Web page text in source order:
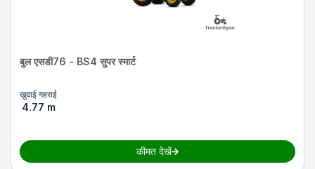
बुल एसडी76 - BS4 सुपर स्मार्ट
खुदाई गहराई
4.77 m
कीमत देखें